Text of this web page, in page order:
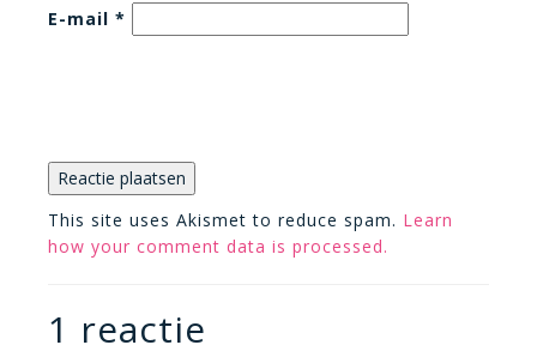
E-mail *
This site uses Akismet to reduce spam. Learn
how your comment data is processed.
1 reactie